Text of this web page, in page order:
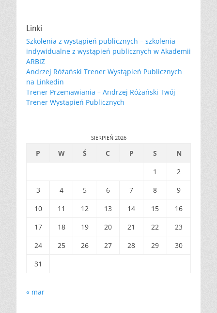
Linki
Szkolenia z wystąpień publicznych – szkolenia
indywidualne z wystąpień publicznych w Akademii
ARBIZ
Andrzej Różański Trener Wystąpień Publicznych
na Linkedin
Trener Przemawiania – Andrzej Różański Twój
Trener Wystąpień Publicznych
SIERPIEŃ 2026
P W Ś C P S
N
1
2
3
4 5 6 7 8
9
10
11 12 13 14 15
16
17
18 19 20 21 22
23
24
25 26 27 28 29
30
31
« mar